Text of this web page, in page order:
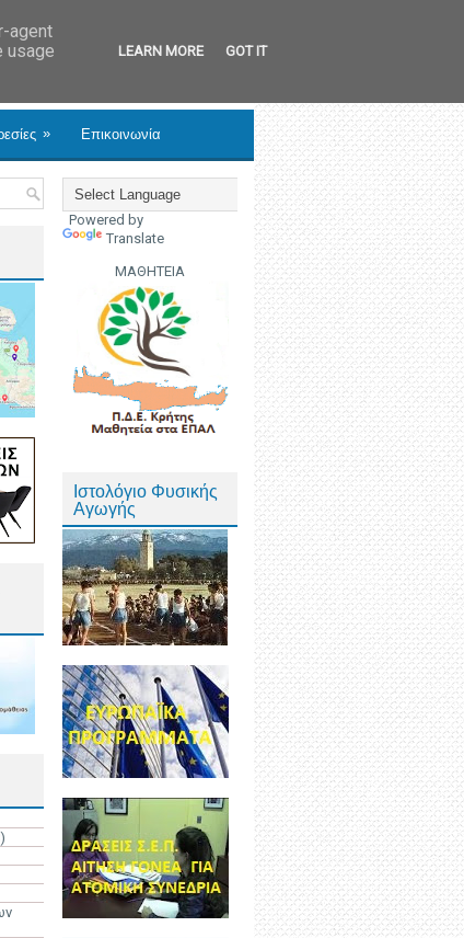
» Επικοινωνία
Powered by
Translate
ΜΑΘΗΤΕΙΑ
Ιστολόγιο Φυσικής
Αγωγής
agent
usage
LEARN MORE GOT IT